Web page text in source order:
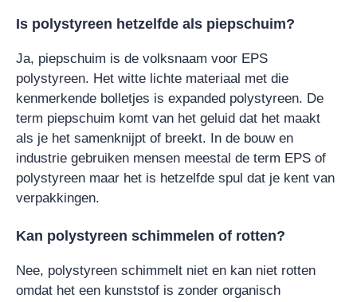
Is polystyreen hetzelfde als piepschuim?
Ja, piepschuim is de volksnaam voor EPS
polystyreen. Het witte lichte materiaal met die
kenmerkende bolletjes is expanded polystyreen. De
term piepschuim komt van het geluid dat het maakt
als je het samenknijpt of breekt. In de bouw en
industrie gebruiken mensen meestal de term EPS of
polystyreen maar het is hetzelfde spul dat je kent van
verpakkingen.
Kan polystyreen schimmelen of rotten?
Nee, polystyreen schimmelt niet en kan niet rotten
omdat het een kunststof is zonder organisch